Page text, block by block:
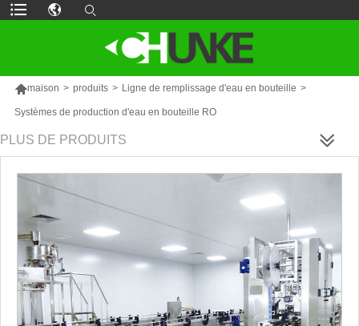
maison > produits > Ligne de remplissage d'eau en bouteille >
Systèmes de production d'eau en bouteille RO
PLUS DE PRODUITS